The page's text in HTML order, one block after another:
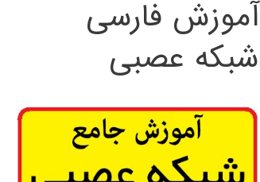
آموزش فارسی
شبکه عصبی